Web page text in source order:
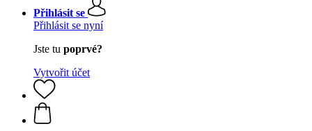
Přihlásit se
Přihlásit se nyní
Jste tu poprvé?
Vytvořit účet